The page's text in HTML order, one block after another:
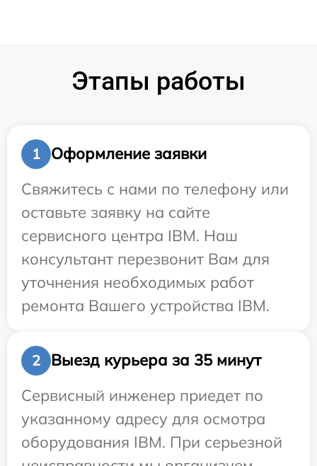
Этапы работы
1
Оформление заявки
Свяжитесь с нами по телефону или
оставьте заявку на сайте
сервисного центра IBM. Наш
консультант перезвонит Вам для
уточнения необходимых работ
ремонта Вашего устройства IBM.
2
Выезд курьера за 35 минут
Сервисный инженер приедет по
указанному адресу для осмотра
оборудования IBM. При серьезной